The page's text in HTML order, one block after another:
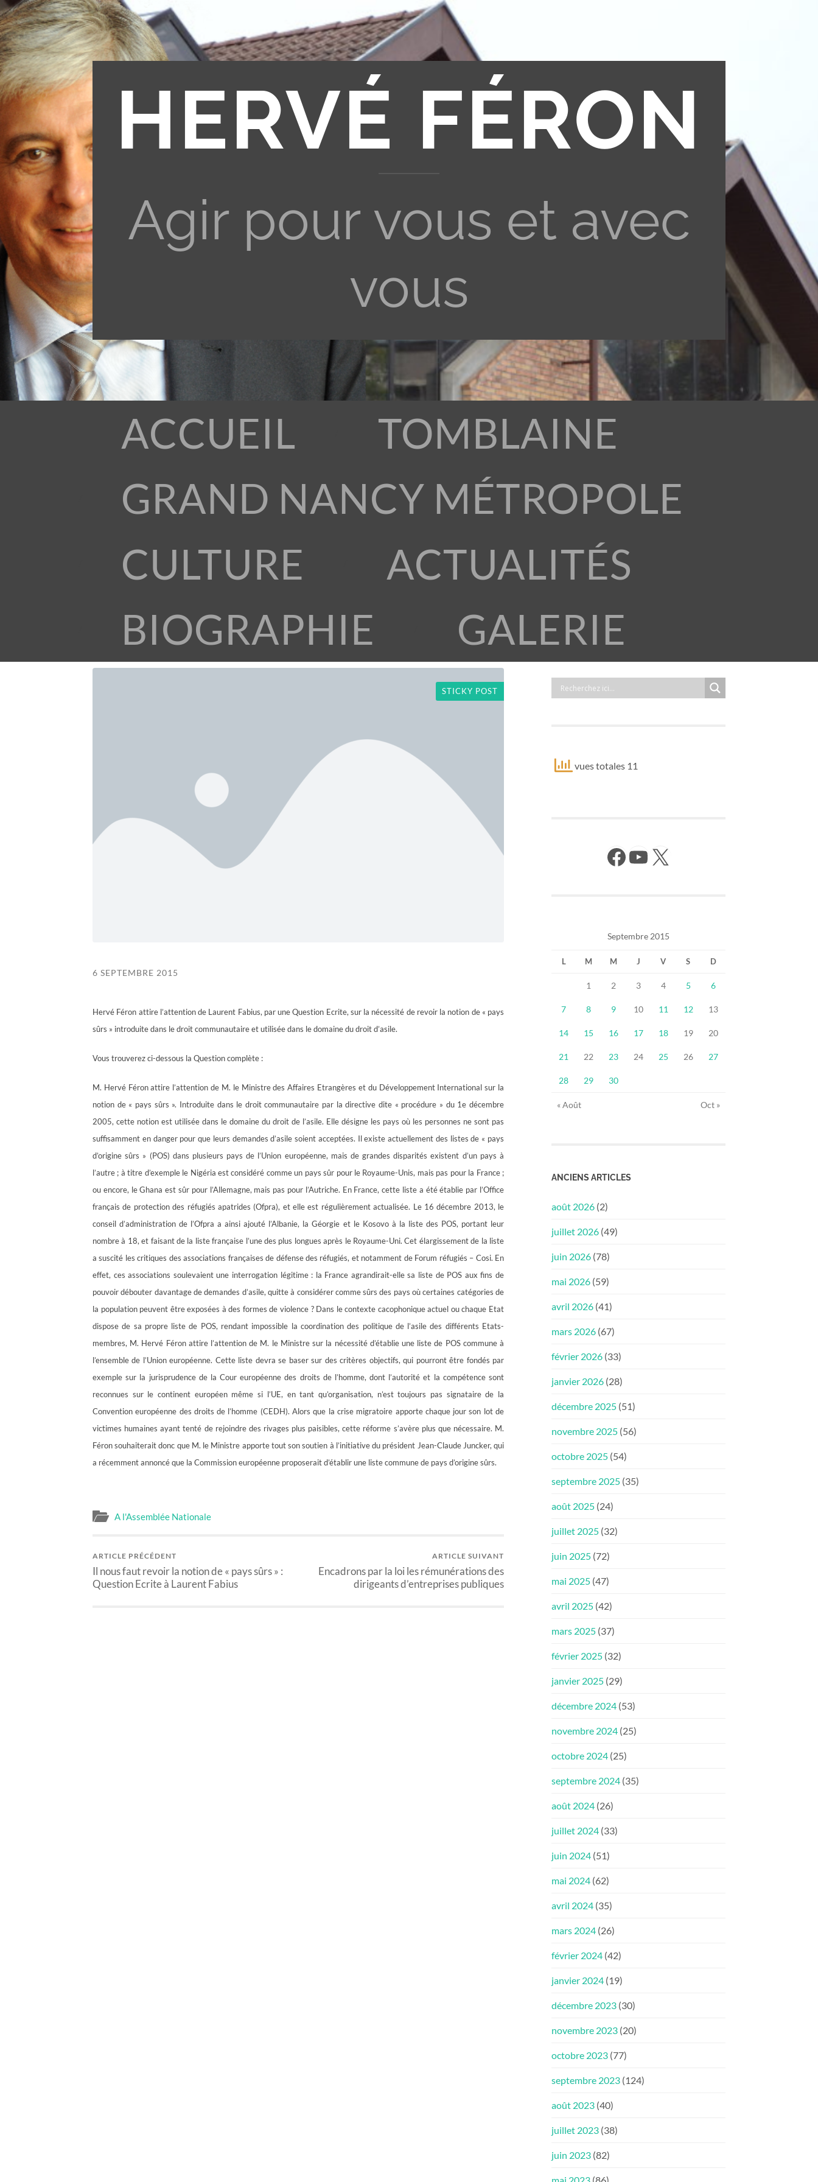
HERVÉ FÉRON
Agir pour vous et avec
vous
ACCUEIL
TOMBLAINE
GRAND NANCY MÉTROPOLE
CULTURE
ACTUALITÉS
BIOGRAPHIE
GALERIE
STICKY POST
6 SEPTEMBRE 2015
Hervé Féron attire l’attention de Laurent Fabius, par une Question Ecrite, sur la nécessité de revoir la notion de « pays
sûrs » introduite dans le droit communautaire et utilisée dans le domaine du droit d’asile.
Vous trouverez ci-dessous la Question complète :
M. Hervé Féron attire l’attention de M. le Ministre des Affaires Etrangères et du Développement International sur la
notion de « pays sûrs ». Introduite dans le droit communautaire par la directive dite « procédure » du 1e décembre
2005, cette notion est utilisée dans le domaine du droit de l’asile. Elle désigne les pays où les personnes ne sont pas
suffisamment en danger pour que leurs demandes d’asile soient acceptées. Il existe actuellement des listes de « pays
d’origine sûrs » (POS) dans plusieurs pays de l’Union européenne, mais de grandes disparités existent d’un pays à
l’autre ; à titre d’exemple le Nigéria est considéré comme un pays sûr pour le Royaume-Unis, mais pas pour la France ;
ou encore, le Ghana est sûr pour l’Allemagne, mais pas pour l’Autriche. En France, cette liste a été établie par l’Office
français de protection des réfugiés apatrides (Ofpra), et elle est régulièrement actualisée. Le 16 décembre 2013, le
conseil d’administration de l’Ofpra a ainsi ajouté l’Albanie, la Géorgie et le Kosovo à la liste des POS, portant leur
nombre à 18, et faisant de la liste française l’une des plus longues après le Royaume-Uni. Cet élargissement de la liste
a suscité les critiques des associations françaises de défense des réfugiés, et notamment de Forum réfugiés – Cosi. En
effet, ces associations soulevaient une interrogation légitime : la France agrandirait-elle sa liste de POS aux fins de
pouvoir débouter davantage de demandes d’asile, quitte à considérer comme sûrs des pays où certaines catégories de
la population peuvent être exposées à des formes de violence ? Dans le contexte cacophonique actuel ou chaque Etat
dispose de sa propre liste de POS, rendant impossible la coordination des politique de l’asile des différents Etats-
membres, M. Hervé Féron attire l’attention de M. le Ministre sur la nécessité d’établie une liste de POS commune à
l’ensemble de l’Union européenne. Cette liste devra se baser sur des critères objectifs, qui pourront être fondés par
exemple sur la jurisprudence de la Cour européenne des droits de l’homme, dont l’autorité et la compétence sont
reconnues sur le continent européen même si l’UE, en tant qu’organisation, n’est toujours pas signataire de la
Convention européenne des droits de l’homme (CEDH). Alors que la crise migratoire apporte chaque jour son lot de
victimes humaines ayant tenté de rejoindre des rivages plus paisibles, cette réforme s’avère plus que nécessaire. M.
Féron souhaiterait donc que M. le Ministre apporte tout son soutien à l’initiative du président Jean-Claude Juncker, qui
a récemment annoncé que la Commission européenne proposerait d’établir une liste commune de pays d’origine sûrs.
A l'Assemblée Nationale
ARTICLE PRÉCÉDENT
Il nous faut revoir la notion de « pays sûrs » :
Question Ecrite à Laurent Fabius
ARTICLE SUIVANT
Encadrons par la loi les rémunérations des
dirigeants d’entreprises publiques
vues totales 11
Facebook YouTube X
Septembre 2015
L M M J V S D
1 2 3 4 5 6
7 8 9 10 11 12 13
14 15 16 17 18 19 20
21 22 23 24 25 26 27
28 29 30
« Août Oct »
ANCIENS ARTICLES
août 2026 (2)
juillet 2026 (49)
juin 2026 (78)
mai 2026 (59)
avril 2026 (41)
mars 2026 (67)
février 2026 (33)
janvier 2026 (28)
décembre 2025 (51)
novembre 2025 (56)
octobre 2025 (54)
septembre 2025 (35)
août 2025 (24)
juillet 2025 (32)
juin 2025 (72)
mai 2025 (47)
avril 2025 (42)
mars 2025 (37)
février 2025 (32)
janvier 2025 (29)
décembre 2024 (53)
novembre 2024 (25)
octobre 2024 (25)
septembre 2024 (35)
août 2024 (26)
juillet 2024 (33)
juin 2024 (51)
mai 2024 (62)
avril 2024 (35)
mars 2024 (26)
février 2024 (42)
janvier 2024 (19)
décembre 2023 (30)
novembre 2023 (20)
octobre 2023 (77)
septembre 2023 (124)
août 2023 (40)
juillet 2023 (38)
juin 2023 (82)
mai 2023 (86)